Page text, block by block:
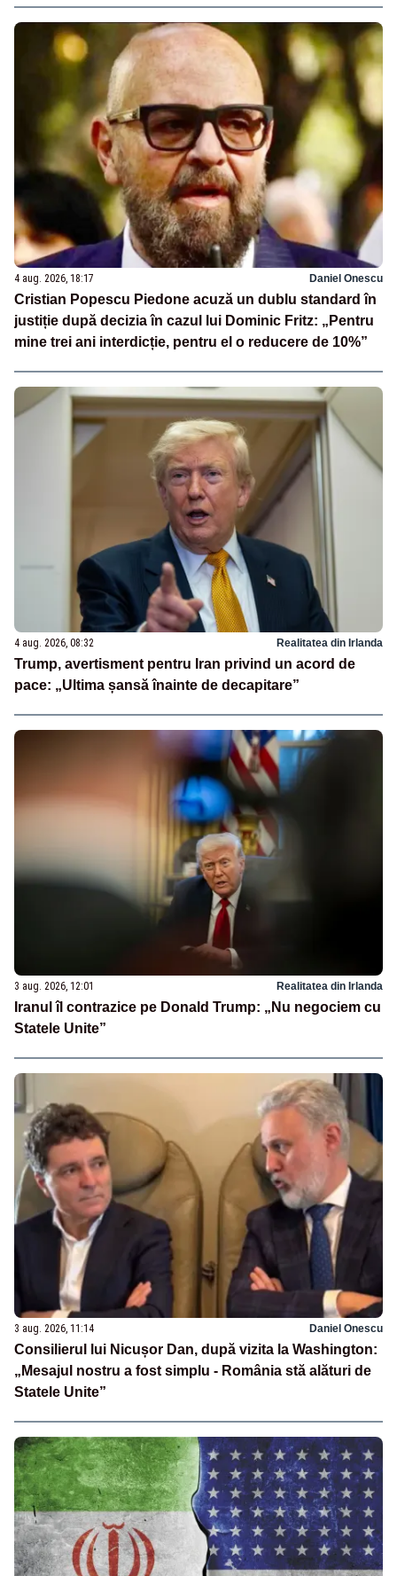
4 aug. 2026, 18:17 Daniel Onescu
Cristian Popescu Piedone acuză un dublu standard în
justiție după decizia în cazul lui Dominic Fritz: „Pentru
mine trei ani interdicție, pentru el o reducere de 10%”
4 aug. 2026, 08:32 Realitatea din Irlanda
Trump, avertisment pentru Iran privind un acord de
pace: „Ultima șansă înainte de decapitare”
3 aug. 2026, 12:01 Realitatea din Irlanda
Iranul îl contrazice pe Donald Trump: „Nu negociem cu
Statele Unite”
3 aug. 2026, 11:14 Daniel Onescu
Consilierul lui Nicușor Dan, după vizita la Washington:
„Mesajul nostru a fost simplu - România stă alături de
Statele Unite”